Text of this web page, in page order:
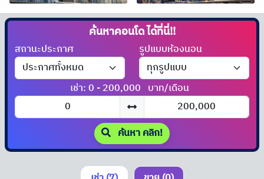
ค้นหาคอนโดได้ที่นี่!!
สถานะประกาศ รูปแบบห้องนอน
เช่า: 0 - 200,000 บาท/เดือน
ค้นหา คลิก!